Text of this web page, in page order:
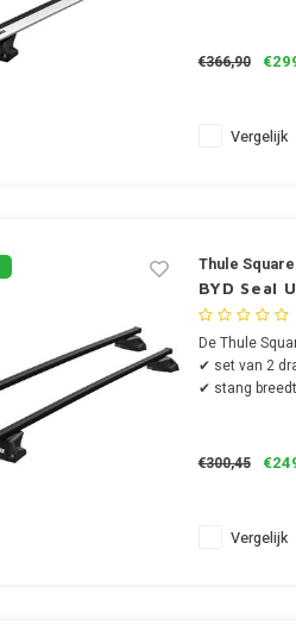
€366,90
Vergelijk
Thule
BYD Seal
De Thule
✔ set van 2
✔ stang
€300,45
Vergelijk